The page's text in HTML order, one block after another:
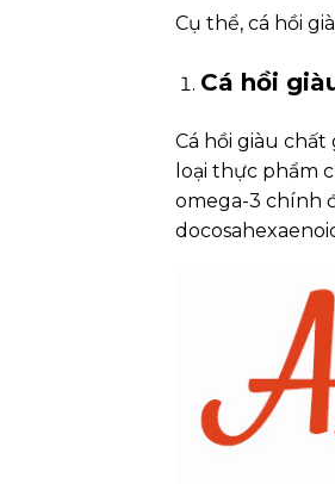
Cụ thể, cá hồi
Cá hồi
Cá hồi giàu
loại thực phẩm
omega-3 chính